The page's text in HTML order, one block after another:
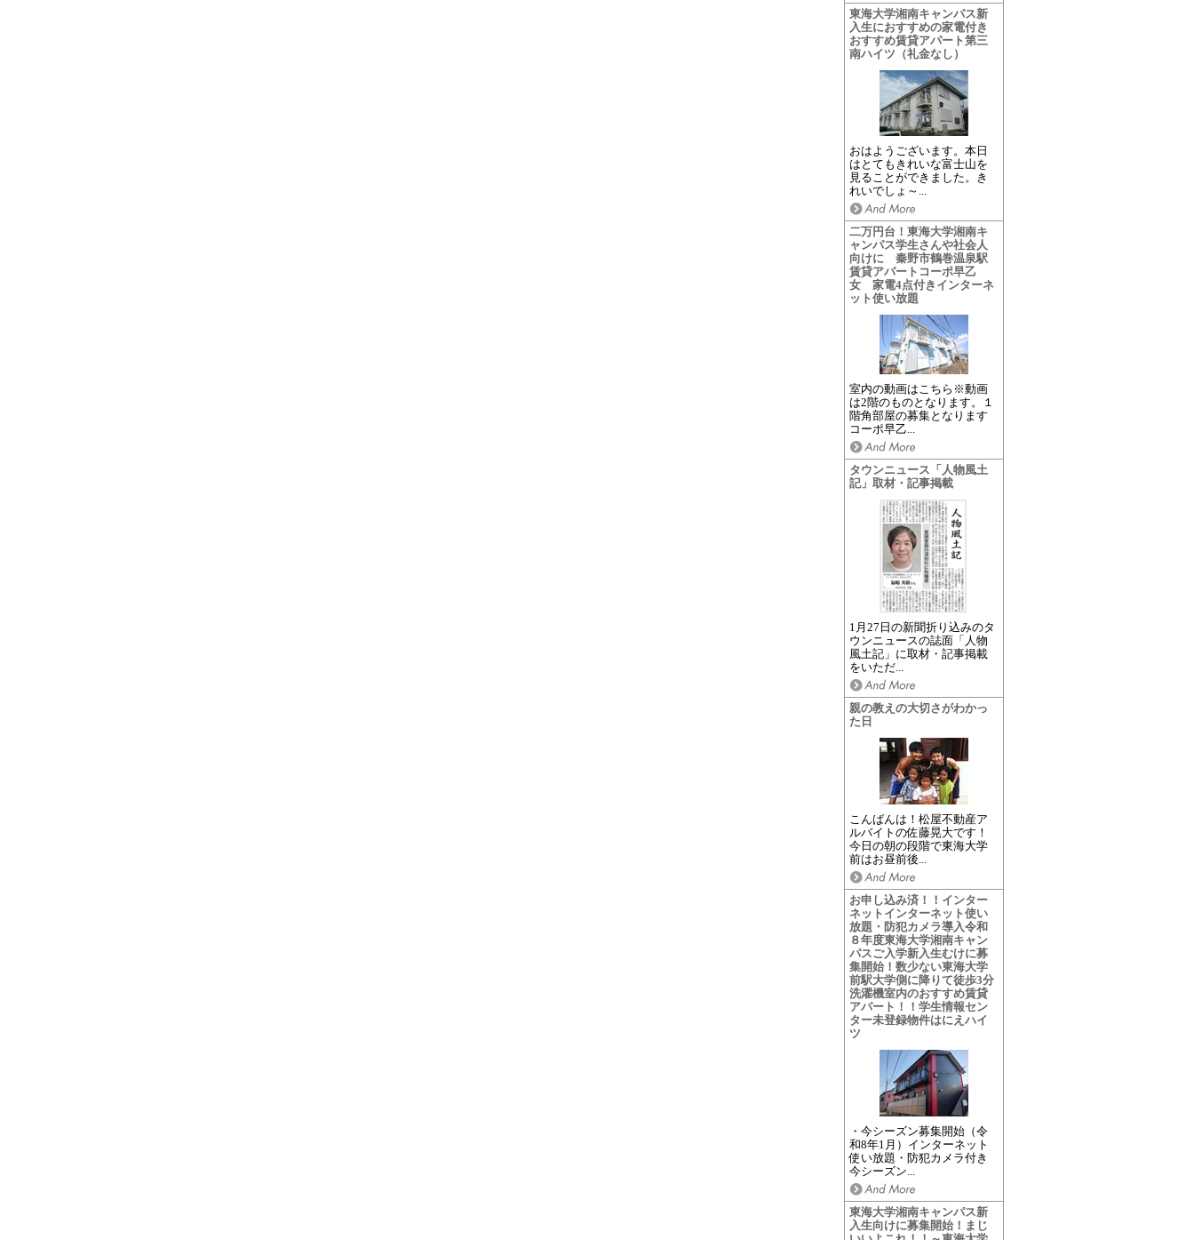
東海大学湘南キャンパス新
入生におすすめの家電付き
おすすめ賃貸アパート第三
南ハイツ（礼金なし）
おはようございます。本日
はとてもきれいな富士山を
見ることができました。き
れいでしょ～...
二万円台！東海大学湘南キ
ャンパス学生さんや社会人
向けに 秦野市鶴巻温泉駅
賃貸アパートコーポ早乙
女 家電4点付きインターネ
ット使い放題
室内の動画はこちら※動画
は2階のものとなります。１
階角部屋の募集となります
コーポ早乙...
タウンニュース「人物風土
記」取材・記事掲載
1月27日の新聞折り込みのタ
ウンニュースの誌面「人物
風土記」に取材・記事掲載
をいただ...
親の教えの大切さがわかっ
た日
こんばんは！松屋不動産ア
ルバイトの佐藤晃大です！
今日の朝の段階で東海大学
前はお昼前後...
お申し込み済！！インター
ネットインターネット使い
放題・防犯カメラ導入令和
８年度東海大学湘南キャン
パスご入学新入生むけに募
集開始！数少ない東海大学
前駅大学側に降りて徒歩3分
洗濯機室内のおすすめ賃貸
アパート！！学生情報セン
ター未登録物件はにえハイ
ツ
・今シーズン募集開始（令
和8年1月）インターネット
使い放題・防犯カメラ付き
今シーズン...
東海大学湘南キャンパス新
入生向けに募集開始！まじ